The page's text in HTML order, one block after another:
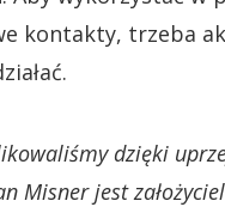
kontakty, trzeba
dzięki
Misner jest